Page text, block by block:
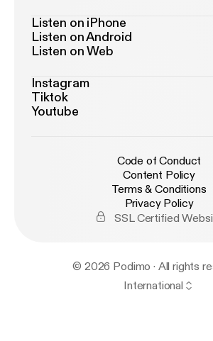
Listen on iPhone
Listen on Android
Listen on Web
Instagram
Tiktok
Youtube
Code of Conduct
Content Policy
Terms & Conditions
Privacy Policy
SSL Certified
© 2026 Podimo · All rights
International